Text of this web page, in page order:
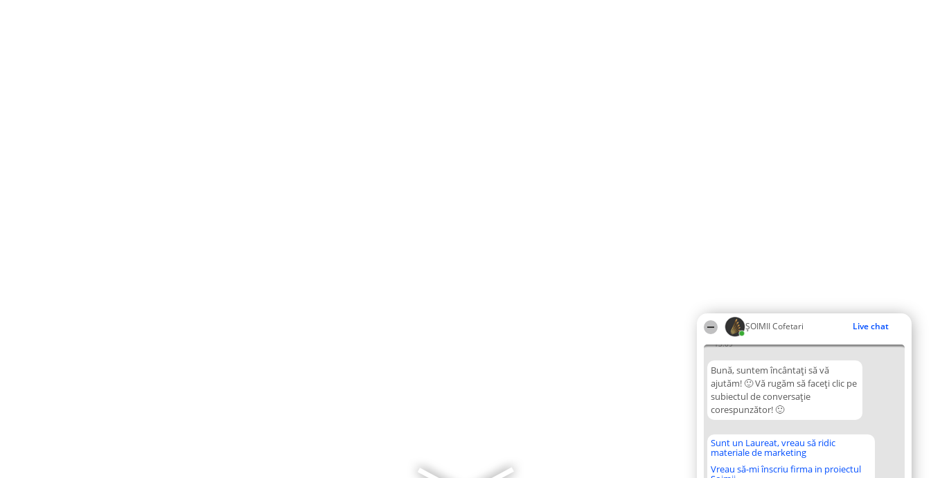
ȘOIMII Cofetari Live chat
13:09
Bună, suntem încântați să vă
ajutăm! 🙂 Vă rugăm să faceți clic pe
subiectul de conversație
corespunzător! 🙂
Sunt un Laureat, vreau să ridic
materiale de marketing
Vreau să-mi înscriu firma in proiectul